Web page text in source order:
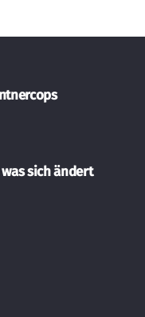
sich ändert